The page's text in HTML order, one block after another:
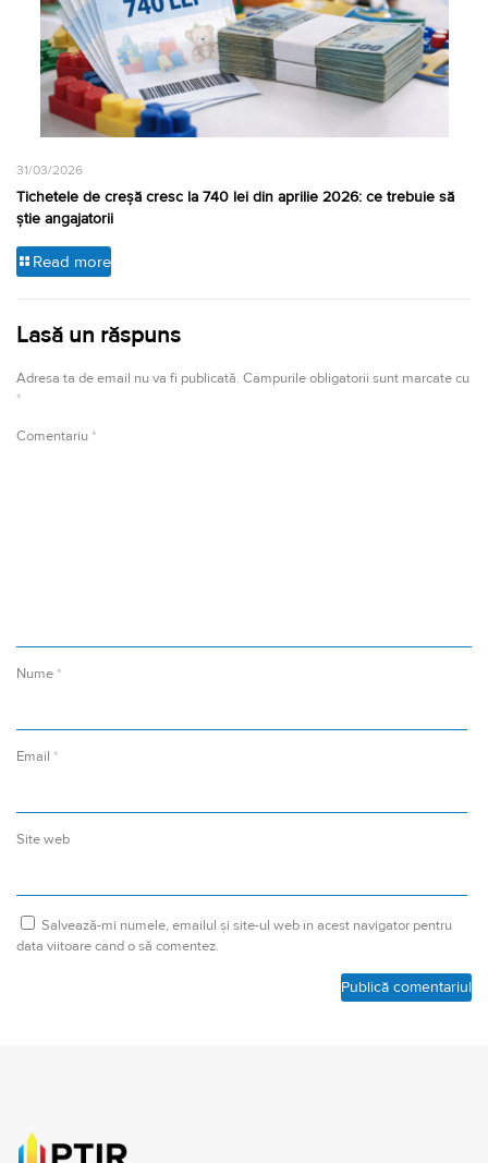
31/03/2026
Tichetele de creșă cresc la 740 lei din aprilie 2026: ce trebuie să
știe angajatorii
Read more
Lasă un răspuns
Adresa ta de email nu va fi publicată. Câmpurile obligatorii sunt marcate cu
*
Comentariu *
Nume *
Email *
Site web
Salvează-mi numele, emailul și site-ul web în acest navigator pentru
data viitoare când o să comentez.